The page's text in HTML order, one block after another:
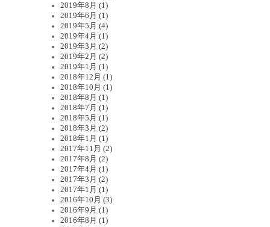
2019年8月 (1)
2019年6月 (1)
2019年5月 (4)
2019年4月 (1)
2019年3月 (2)
2019年2月 (2)
2019年1月 (1)
2018年12月 (1)
2018年10月 (1)
2018年8月 (1)
2018年7月 (1)
2018年5月 (1)
2018年3月 (2)
2018年1月 (1)
2017年11月 (2)
2017年8月 (2)
2017年4月 (1)
2017年3月 (2)
2017年1月 (1)
2016年10月 (3)
2016年9月 (1)
2016年8月 (1)